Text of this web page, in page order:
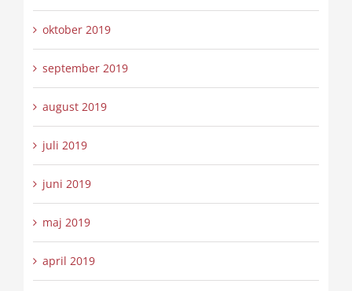
oktober 2019
september 2019
august 2019
juli 2019
juni 2019
maj 2019
april 2019